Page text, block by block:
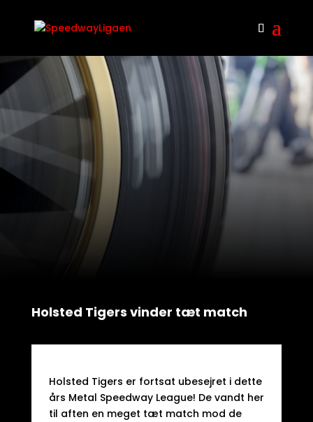
Holsted Tigers vinder tæt match
Holsted Tigers er fortsat ubesejret i dette
års Metal Speedway League! De vandt her
til aften en meget tæt match mod de